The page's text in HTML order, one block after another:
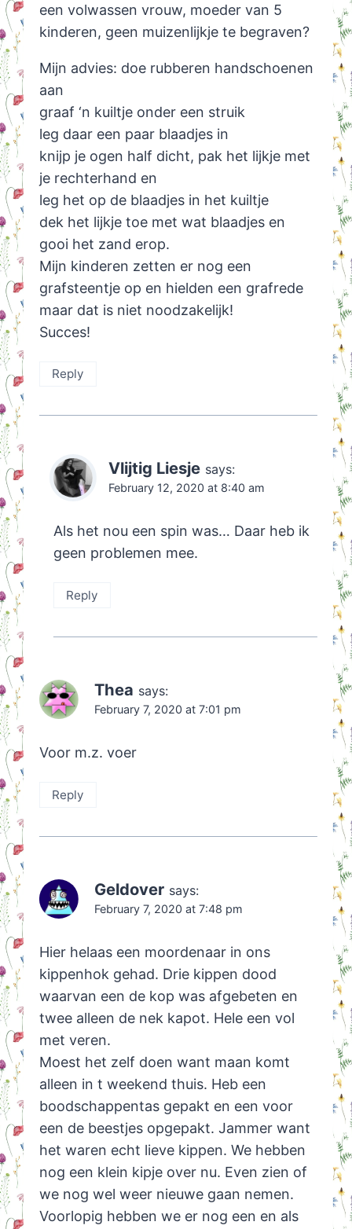
een volwassen vrouw, moeder van 5
kinderen, geen muizenlijkje te begraven?
Mijn advies: doe rubberen handschoenen
aan
graaf ‘n kuiltje onder een struik
leg daar een paar blaadjes in
knijp je ogen half dicht, pak het lijkje met
je rechterhand en
leg het op de blaadjes in het kuiltje
dek het lijkje toe met wat blaadjes en
gooi het zand erop.
Mijn kinderen zetten er nog een
grafsteentje op en hielden een grafrede
maar dat is niet noodzakelijk!
Succes!
Reply
Vlijtig Liesje says:
February 12, 2020 at 8:40 am
Als het nou een spin was… Daar heb ik
geen problemen mee.
Reply
Thea says:
February 7, 2020 at 7:01 pm
Voor m.z. voer
Reply
Geldover says:
February 7, 2020 at 7:48 pm
Hier helaas een moordenaar in ons
kippenhok gehad. Drie kippen dood
waarvan een de kop was afgebeten en
twee alleen de nek kapot. Hele een vol
met veren.
Moest het zelf doen want maan komt
alleen in t weekend thuis. Heb een
boodschappentas gepakt en een voor
een de beestjes opgepakt. Jammer want
het waren echt lieve kippen. We hebben
nog een klein kipje over nu. Even zien of
we nog wel weer nieuwe gaan nemen.
Voorlopig hebben we er nog een en als